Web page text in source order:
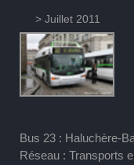
> Juillet 2011
Bus 23 : Haluchère-
Réseau : Transports